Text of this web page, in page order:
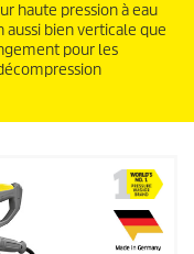
haute pression à eau
aussi bien verticale que
pour les